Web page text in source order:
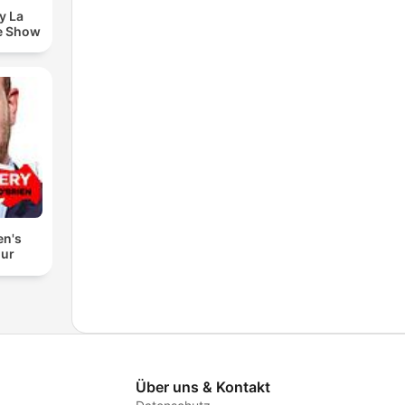
La
Show
Über uns & Kontakt